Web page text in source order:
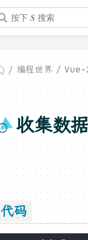
编程世界 Vue-
收集数
代码